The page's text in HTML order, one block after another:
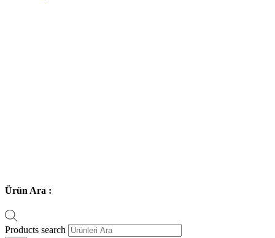
Ürün Ara :
Products search